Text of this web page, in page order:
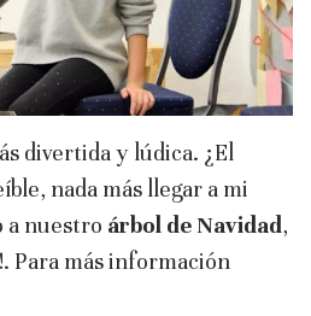
divertida y lúdica. ¿El
nada más llegar a mi
a nuestro árbol de Navidad,
Para más información